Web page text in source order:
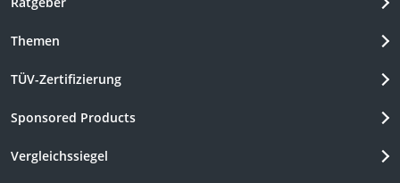
Themen
TÜV-Zertifizierung
Sponsored Products
Vergleichssiegel